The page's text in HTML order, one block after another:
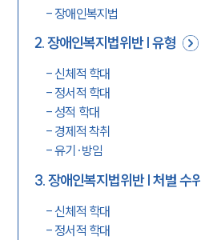
-장애인복지법
2.장애인복지법위반 | 유형
-신체적 학대
- 정서적 학대
- 성적 학대
- 경제적 착취
-유기·방임
3.장애인복지법위반 | 처벌 수위
-신체적 학대
- 정서적 학대